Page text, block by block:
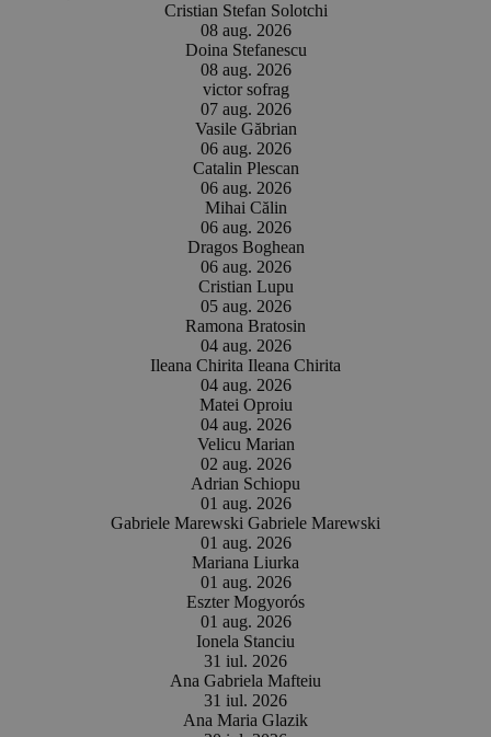
Cristian Stefan Solotchi
08 aug. 2026
Doina Stefanescu
08 aug. 2026
victor sofrag
07 aug. 2026
Vasile Găbrian
06 aug. 2026
Catalin Plescan
06 aug. 2026
Mihai Călin
06 aug. 2026
Dragos Boghean
06 aug. 2026
Cristian Lupu
05 aug. 2026
Ramona Bratosin
04 aug. 2026
Ileana Chirita Ileana Chirita
04 aug. 2026
Matei Oproiu
04 aug. 2026
Velicu Marian
02 aug. 2026
Adrian Schiopu
01 aug. 2026
Gabriele Marewski Gabriele Marewski
01 aug. 2026
Mariana Liurka
01 aug. 2026
Eszter Mogyorós
01 aug. 2026
Ionela Stanciu
31 iul. 2026
Ana Gabriela Mafteiu
31 iul. 2026
Ana Maria Glazik